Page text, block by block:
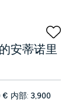
安蒂诺里
€ 内部:3,900